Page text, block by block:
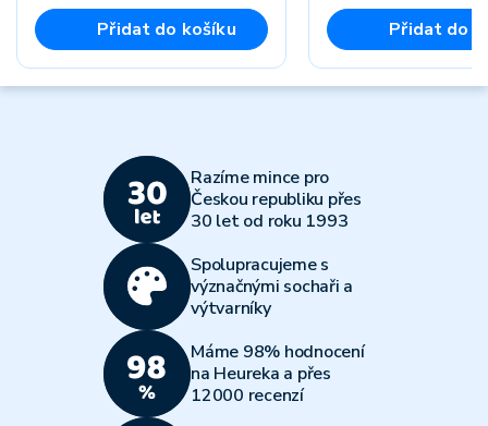
Přidat do košíku Přidat do
Razíme mince pro
Českou republiku přes
30 let od roku 1993
Spolupracujeme s
význačnými sochaři a
výtvarníky
Máme 98% hodnocení
na Heureka a přes
12000 recenzí